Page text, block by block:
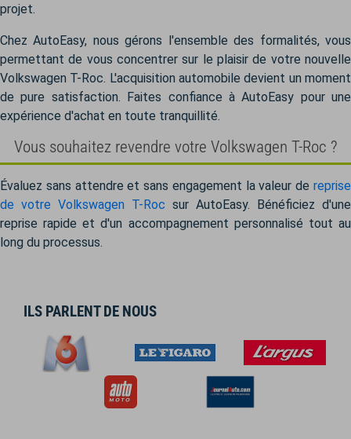
projet.
Chez AutoEasy, nous gérons l'ensemble des formalités, vous
permettant de vous concentrer sur le plaisir de votre nouvelle
Volkswagen T-Roc. L'acquisition automobile devient un moment
de pure satisfaction. Faites confiance à AutoEasy pour une
expérience d'achat en toute tranquillité.
Vous souhaitez revendre votre Volkswagen T-Roc ?
Évaluez sans attendre et sans engagement la valeur de reprise
de votre Volkswagen T-Roc sur AutoEasy. Bénéficiez d'une
reprise rapide et d'un accompagnement personnalisé tout au
long du processus.
ILS PARLENT DE NOUS